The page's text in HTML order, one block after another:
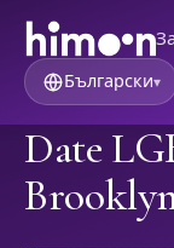
Български▾
Date